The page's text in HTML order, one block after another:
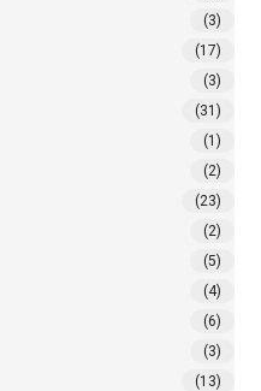
(3)
(17)
(3)
(31)
(1)
(2)
(23)
(2)
(5)
(4)
(6)
(3)
(13)